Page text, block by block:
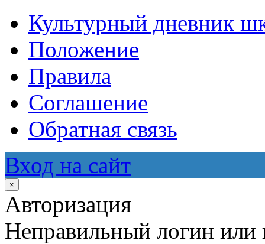
Культурный дневник
Положение
Правила
Соглашение
Обратная связь
Вход на сайт
×
Авторизация
Неправильный логин или